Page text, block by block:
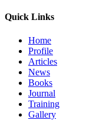
Quick Links
Home
Profile
Articles
News
Books
Journal
Training
Gallery